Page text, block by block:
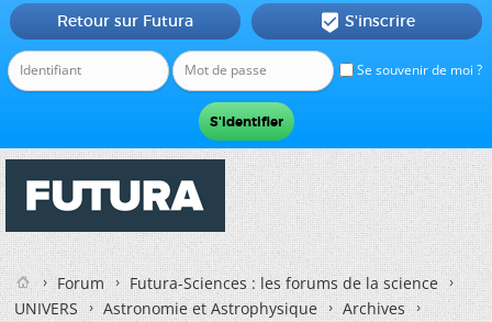
Se souvenir de moi ?
Retour sur Futura  S'inscrire
Forum
Futura-Sciences : les forums de la science
UNIVERS
Astronomie et Astrophysique
Archives